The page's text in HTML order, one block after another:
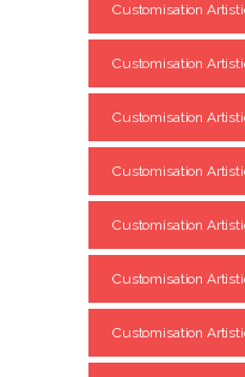
Customisation
Customisation
Customisation
Customisation
Customisation
Customisation
Customisation